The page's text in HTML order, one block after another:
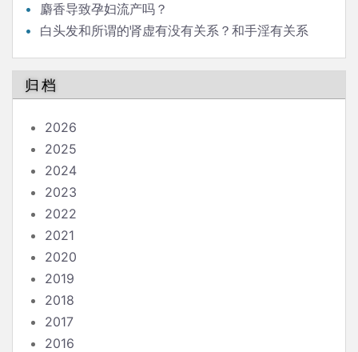
麝香导致孕妇流产吗？
白头发和所谓的肾虚有没有关系？和手淫有关系
因，怎么治疗？
归档
2026
2025
2024
2023
2022
2021
2020
2019
2018
2017
2016